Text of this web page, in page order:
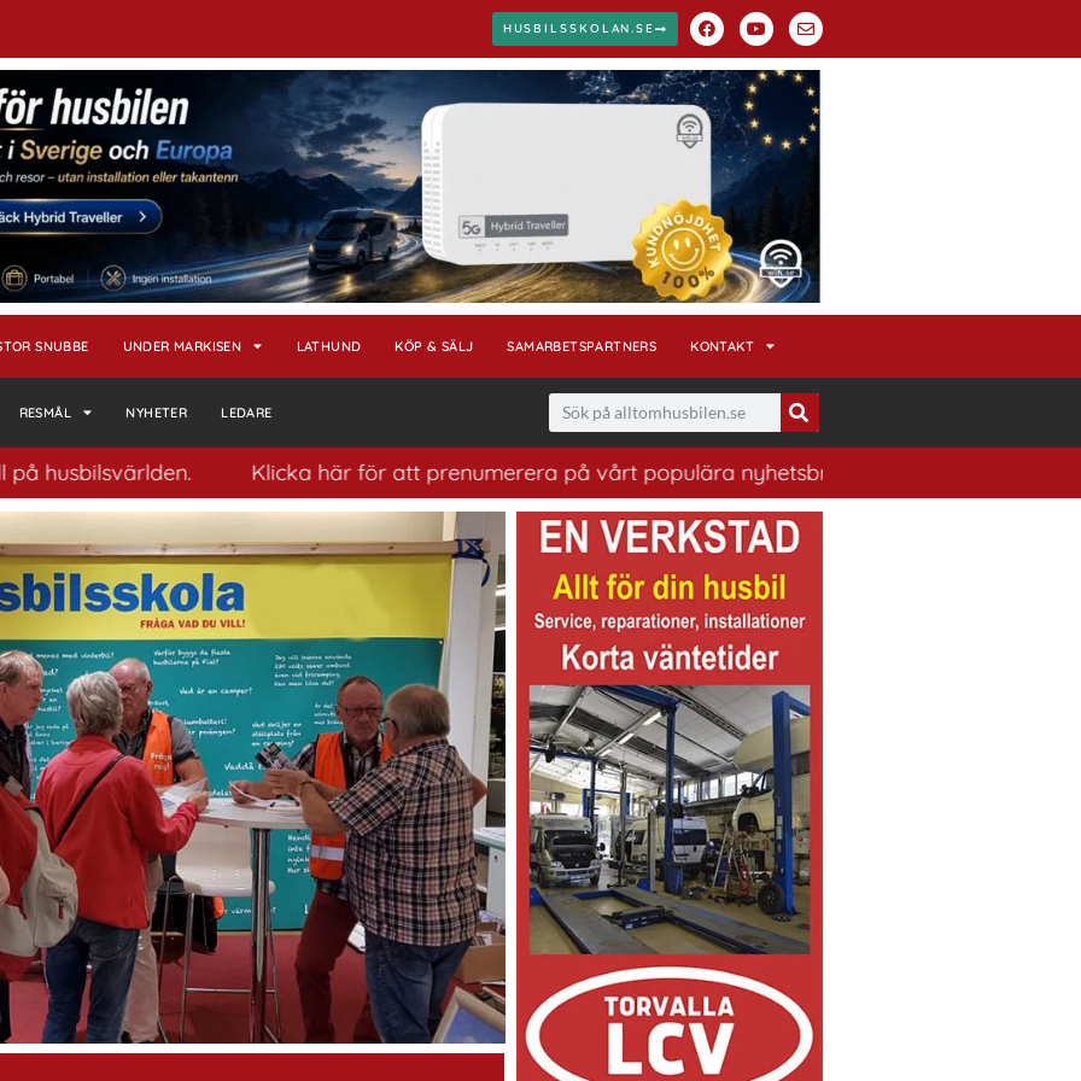
HUSBILSSKOLAN.SE
SNUBBE UNDER MARKISEN LATHUND KÖP & SÄLJ SAMARBETSPARTNERS KONTAKT
RESMÅL NYHETER LEDARE
Klicka här för att prenumerera på vårt populära nyhetsbrev. Ett bra sätt att ha koll på